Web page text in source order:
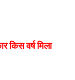
किस वर्ष मिला